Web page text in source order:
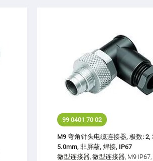
99 0401 70 02
M9 弯角针头电缆连接器, 极数: 2,
5.0mm, 非屏蔽, 焊接, IP67
微型连接器, 微型连接器, M9